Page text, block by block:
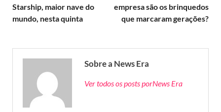
Starship, maior nave do
mundo, nesta quinta
empresa são os brinquedos
que marcaram gerações?
Sobre a News Era
Ver todos os posts porNews Era